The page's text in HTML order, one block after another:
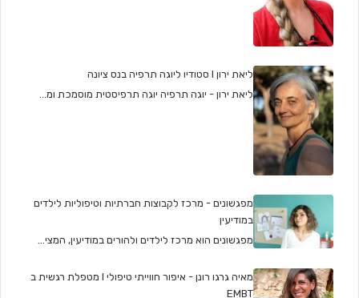
ליאת ירון I סטודיו ליוגה תרפיה בנס ציונה
ליאת ירון - יוגה תרפיה יוגה תרפיסטית מוסמכת ומ...
מפגשונים - מרכז לקבוצות חברתיות וטיפוליות לילדים
במודיעין
מפגשונים הוא מרכז לילדים ולהורים במודיעין, המצי...
מאיה גרגו רונן - איפור חווייתי טיפולי I מטפלת רגשית ב
EMBT